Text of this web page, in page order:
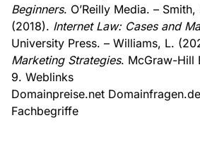
Beginners. O’Reilly Media. –
(2018). Internet Law: Cases and
University Press. – Williams, L.
Marketing Strategies. McGraw-Hill
9. Weblinks
Domainpreise.net Domainfragen.de
Fachbegriffe